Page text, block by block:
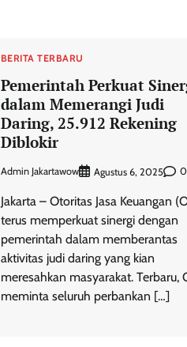
BERITA TERBARU
Pemerintah Perkuat
dalam Memerangi Judi
Daring, 25.912 Rekening
Diblokir
Admin Jakartawow Agustus 6, 2025 0
Jakarta – Otoritas Jasa Keuangan
terus memperkuat sinergi dengan
pemerintah dalam memberantas
aktivitas judi daring yang kian
meresahkan masyarakat. Terbaru,
meminta seluruh perbankan […]